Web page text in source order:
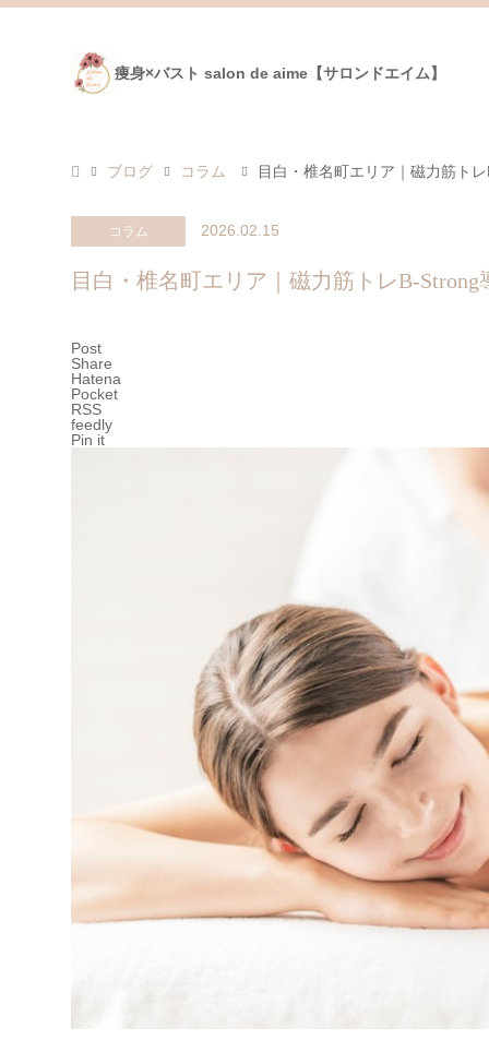
痩身×バスト salon de aime【サロンドエイム】
ブログ コラム 目白・椎名町エリア｜磁力筋ト
コラム 2026.02.15
目白・椎名町エリア｜磁力筋トレB-
Post
Share
Hatena
Pocket
RSS
feedly
Pin it